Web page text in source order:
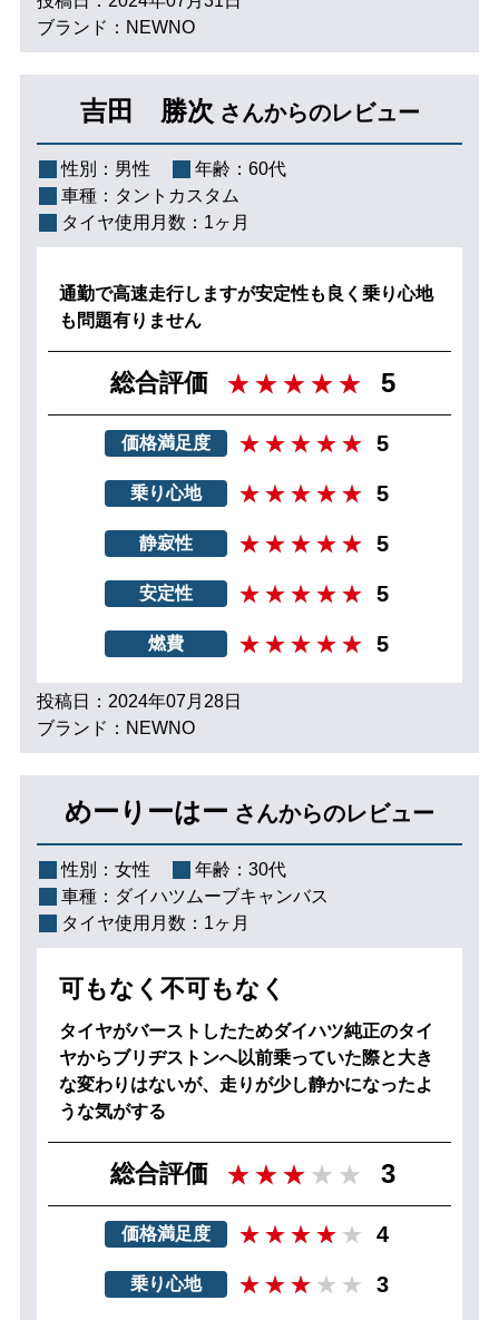
ブランド：NEWNO
吉田 勝次 さんからのレビュー
性別： 男性 年齢： 60代
車種： タントカスタム
タイヤ使用月数： 1ヶ月
通勤で高速走行しますが安定性も良く乗り心地
も問題有りません
総合評価 5
価格満足度 5
乗り心地 5
静寂性 5
安定性 5
燃費 5
投稿日：2024年07月28日
ブランド：NEWNO
めーりーはー さんからのレビュー
性別： 女性 年齢： 30代
車種： ダイハツムーブキャンバス
タイヤ使用月数： 1ヶ月
可もなく不可もなく
タイヤがバーストしたためダイハツ純正のタイ
ヤからブリヂストンへ以前乗っていた際と大き
な変わりはないが、走りが少し静かになったよ
うな気がする
総合評価 3
価格満足度 4
乗り心地 3